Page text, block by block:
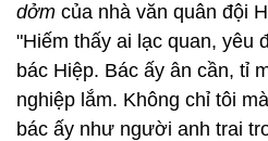
dởm của nhà văn quân đội
"Hiếm thấy ai lạc quan, yêu
bác Hiệp. Bác ấy ân cần, tỉ
nghiệp lắm. Không chỉ tôi
bác ấy như người anh trai